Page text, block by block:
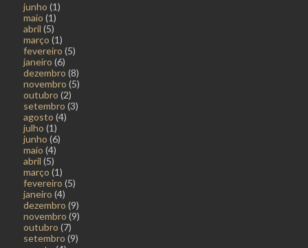
junho (1)
maio (1)
abril (5)
março (1)
fevereiro (5)
janeiro (6)
dezembro (8)
novembro (5)
outubro (2)
setembro (3)
agosto (4)
julho (1)
junho (6)
maio (4)
abril (5)
março (1)
fevereiro (5)
janeiro (4)
dezembro (9)
novembro (9)
outubro (7)
setembro (9)